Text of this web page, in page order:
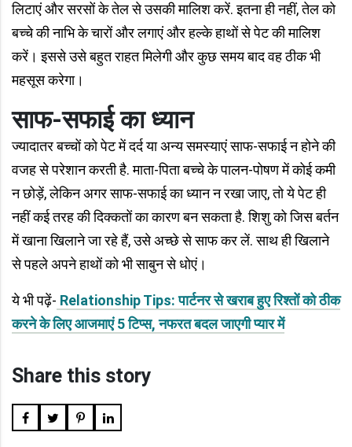
लिटाएं और सरसों के तेल से उसकी मालिश करें. इतना ही नहीं, तेल को
बच्चे की नाभि के चारों और लगाएं और हल्के हाथों से पेट की मालिश
करें। इससे उसे बहुत राहत मिलेगी और कुछ समय बाद वह ठीक भी
महसूस करेगा।
साफ-सफाई का ध्यान
ज्यादातर बच्चों को पेट में दर्द या अन्य समस्याएं साफ-सफाई न होने की
वजह से परेशान करती है. माता-पिता बच्चे के पालन-पोषण में कोई कमी
न छोड़ें, लेकिन अगर साफ-सफाई का ध्यान न रखा जाए, तो ये पेट ही
नहीं कई तरह की दिक्कतों का कारण बन सकता है. शिशु को जिस बर्तन
में खाना खिलाने जा रहे हैं, उसे अच्छे से साफ कर लें. साथ ही खिलाने
से पहले अपने हाथों को भी साबुन से धोएं।
ये भी पढ़ें- Relationship Tips: पार्टनर से खराब हुए रिश्तों को ठीक
करने के लिए आजमाएं 5 टिप्स, नफरत बदल जाएगी प्यार में
Share this story